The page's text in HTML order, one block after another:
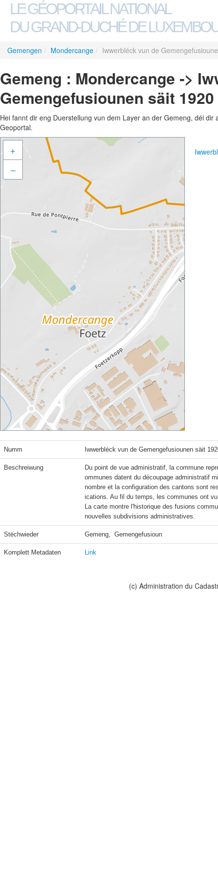
LE GÉOPORTAIL NATIONAL
DU GRAND-DUCHÉ DE
Gemengen / Mondercange / Iwwerbléck vun de
Gemeng : Mondercange ->
Gemengefusiounen säit 1920
Hei fannt dir eng Duerstellung vun dem Layer an der Gemeng, déi
Geoportal.
+
–
Numm Iwwerbléck vun de Gemengefusiounen säit
Beschreiwung
Du point de vue administratif, la commune
ommunes datent du découpage administratif
nombre et la configuration des cantons sont
ications. Au fil du temps, les communes ont
La carte montre l'historique des fusions
nouvelles subdivisions administratives.
Stëchwieder Gemeng,  Gemengefusioun
Komplett Metadaten Link
(c) Administration du